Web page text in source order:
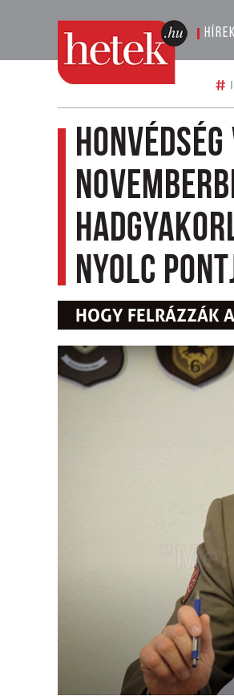
Hírek
#
nyolc
HOGY FELRÁZZÁK